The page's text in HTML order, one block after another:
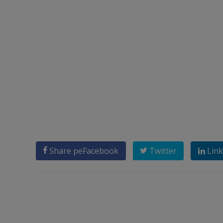
Share peFacebook Twitter